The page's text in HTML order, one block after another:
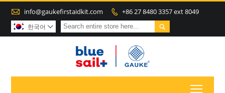
 info@gaukefirstaidkit.com  +86 27 8480 3357 ext 8049

한국어 